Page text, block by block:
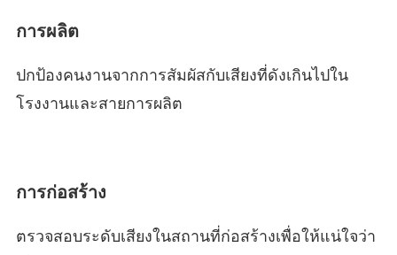
การผลิต
ปกป้องคนงานจากการสัมผัสกับเสียงที่ดังเกินไปใน
โรงงานและสายการผลิต
การก่อสร้าง
ตรวจสอบระดับเสียงในสถานที่ก่อสร้างเพื่อให้แน่ใจว่า